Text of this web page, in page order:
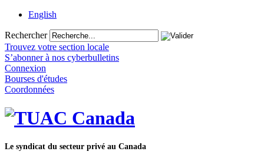
English
Rechercher
Trouvez votre section locale
S’abonner à nos cyberbulletins
Connexion
Bourses d'études
Coordonnées
Le syndicat du secteur privé au Canada